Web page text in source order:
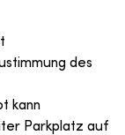
des
kann
Parkplatz auf